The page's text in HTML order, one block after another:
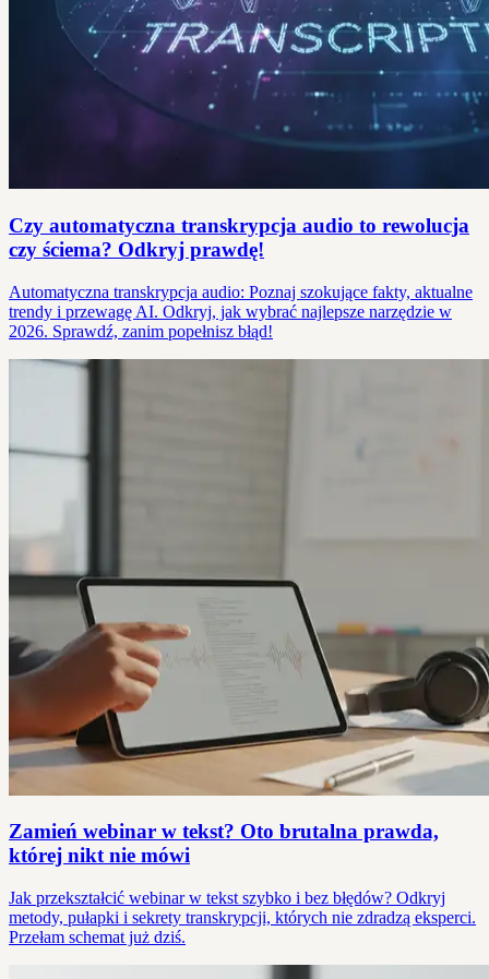
Czy automatyczna transkrypcja audio to rewolucja
czy ściema? Odkryj prawdę!
Automatyczna transkrypcja audio: Poznaj szokujące fakty, aktualne
trendy i przewagę AI. Odkryj, jak wybrać najlepsze narzędzie w
2026. Sprawdź, zanim popełnisz błąd!
Zamień webinar w tekst? Oto brutalna prawda,
której nikt nie mówi
Jak przekształcić webinar w tekst szybko i bez błędów? Odkryj
metody, pułapki i sekrety transkrypcji, których nie zdradzą eksperci.
Przełam schemat już dziś.